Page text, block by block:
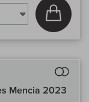
In
Mencia 2023